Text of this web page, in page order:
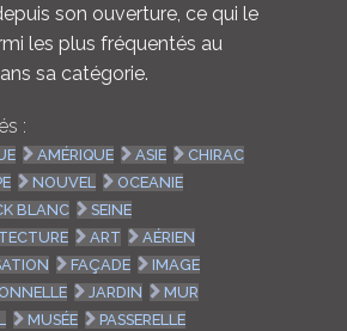
son ouverture, ce qui le
les plus fréquentés au
sa catégorie.
:
AMÉRIQUE ASIE
CHIRAC
NOUVEL
OCEANIE
BLANC
SEINE
ART
AÉRIEN
FAÇADE
IMAGE
JARDIN
MUR
MUSÉE
PASSERELLE